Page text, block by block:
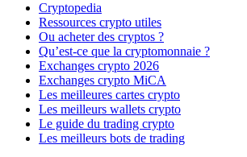
Cryptopedia
Ressources crypto utiles
Ou acheter des cryptos ?
Qu’est-ce que la cryptomonnaie ?
Exchanges crypto 2026
Exchanges crypto MiCA
Les meilleures cartes crypto
Les meilleurs wallets crypto
Le guide du trading crypto
Les meilleurs bots de trading